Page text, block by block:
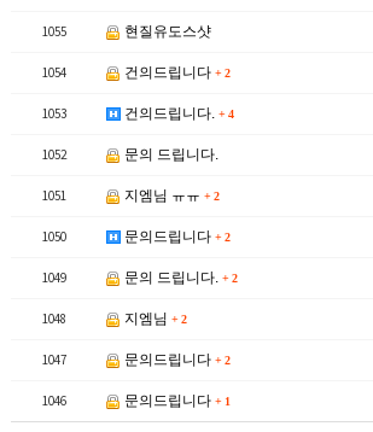
1055 현질유도스샷
1054 건의드립니다 + 2
1053 건의드립니다. + 4
1052 문의 드립니다.
1051 지엠님 ㅠㅠ + 2
1050 문의드립니다 + 2
1049 문의 드립니다. + 2
1048 지엠님 + 2
1047 문의드립니다 + 2
1046 문의드립니다 + 1